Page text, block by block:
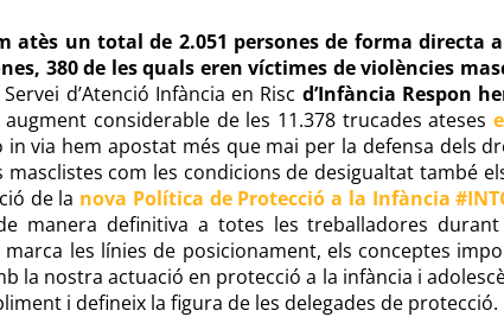
atès un total de 2.051 persones de forma directa
380 de les quals eren víctimes de violències
d’Atenció Infància en Risc d’Infància Respon
considerable de les 11.378 trucades ateses
in via hem apostat més que mai per la defensa dels
com les condicions de desigualtat també
de la nova Política de Protecció a la Infància
manera definitiva a totes les treballadores
les línies de posicionament, els conceptes
la nostra actuació en protecció a la infància i
i defineix la figura de les delegades de protecció.